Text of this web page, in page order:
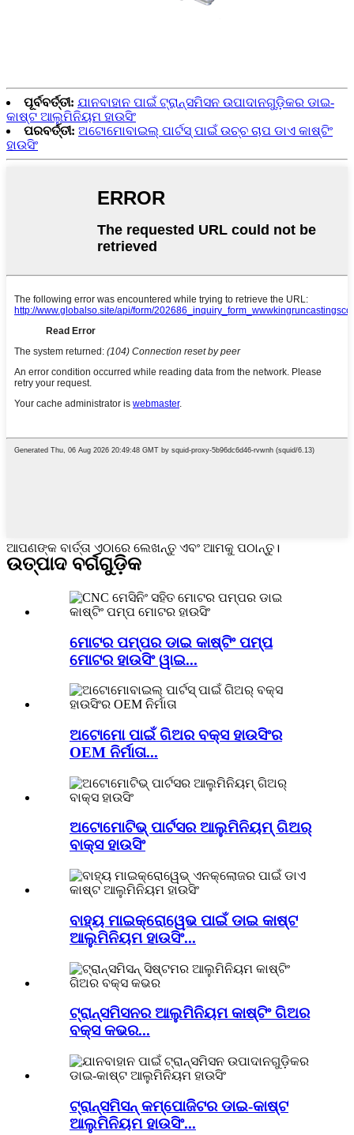
ପୂର୍ବବର୍ତ୍ତୀ: ଯାନବାହାନ ପାଇଁ ଟ୍ରାନ୍ସମିସନ ଉପାଦାନଗୁଡ଼ିକର ଡାଇ-
କାଷ୍ଟ ଆଲୁମିନିୟମ ହାଉସିଂ
ପରବର୍ତ୍ତୀ: ଅଟୋମୋବାଇଲ୍ ପାର୍ଟସ୍ ପାଇଁ ଉଚ୍ଚ ଚାପ ଡାଏ କାଷ୍ଟିଂ
ହାଉସିଂ
ଆପଣଙ୍କ ବାର୍ତ୍ତା ଏଠାରେ ଲେଖନ୍ତୁ ଏବଂ ଆମକୁ ପଠାନ୍ତୁ।
ଉତ୍ପାଦ ବର୍ଗଗୁଡ଼ିକ
ମୋଟର ପମ୍ପର ଡାଇ କାଷ୍ଟିଂ ପମ୍ପ
ମୋଟର ହାଉସିଂ ୱାଇ...
ଅଟୋମୋ ପାଇଁ ଗିଅର ବକ୍ସ ହାଉସିଂର
OEM ନିର୍ମାତା...
ଅଟୋମୋଟିଭ୍ ପାର୍ଟସର ଆଲୁମିନିୟମ୍ ଗିଅର୍
ବାକ୍ସ ହାଉସିଂ
ବାହ୍ୟ ମାଇକ୍ରୋୱେଭ ପାଇଁ ଡାଇ କାଷ୍ଟ
ଆଲୁମିନିୟମ ହାଉସିଂ...
ଟ୍ରାନ୍ସମିସନର ଆଲୁମିନିୟମ କାଷ୍ଟିଂ ଗିଅର
ବକ୍ସ କଭର...
ଟ୍ରାନ୍ସମିସନ୍ କମ୍ପୋଜିଟର ଡାଇ-କାଷ୍ଟ
ଆଲୁମିନିୟମ ହାଉସିଂ...